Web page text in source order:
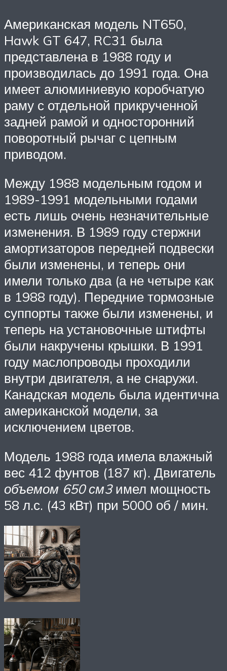
Американская модель NT650,
Hawk GT 647, RC31 была
представлена ​​в 1988 году и
производилась до 1991 года. Она
имеет алюминиевую коробчатую
раму с отдельной прикрученной
задней рамой и односторонний
поворотный рычаг с цепным
приводом.
Между 1988 модельным годом и
1989-1991 модельными годами
есть лишь очень незначительные
изменения. В 1989 году стержни
амортизаторов передней подвески
были изменены, и теперь они
имели только два (а не четыре как
в 1988 году). Передние тормозные
суппорты также были изменены, и
теперь на установочные штифты
были накручены крышки. В 1991
году маслопроводы проходили
внутри двигателя, а не снаружи.
Канадская модель была идентична
американской модели, за
исключением цветов.
Модель 1988 года имела влажный
вес 412 фунтов (187 кг). Двигатель
объемом 650 см3имел мощность
58 л.с. (43 кВт) при 5000 об / мин.